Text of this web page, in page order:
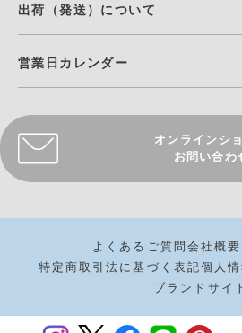
出荷（発送）について
営業日カレンダー
オンラインシ
お問い合わ
よくあるご質問 会社概要
特定商取引法に基づく表記個人
ブランドサイ